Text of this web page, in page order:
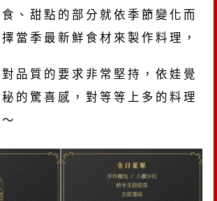
、甜點的部分就依季節變化而
當季最新鮮食材來製作料理，
品質的要求非常堅持，依娃覺
的驚喜感，對等等上多的料理